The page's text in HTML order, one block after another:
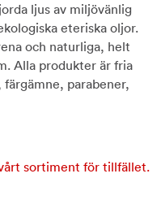
ljus av miljövänlig
eteriska oljor.
och naturliga, helt
Alla produkter är fria
parabener,
sortiment för tillfället.